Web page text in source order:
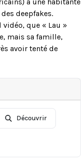
deepfakes.
que « Lau »
mais sa famille,
avoir tenté de
Découvrir